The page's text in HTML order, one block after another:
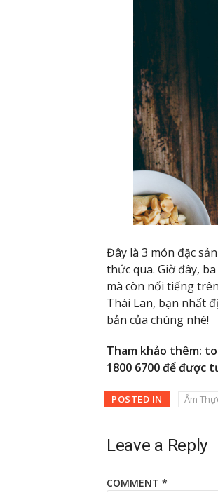
Đây là 3 món đặc
thức qua. Giờ đây,
mà còn nổi tiếng
Thái Lan, bạn nhất
bản của chúng nhé!
Tham khảo thêm:
1800 6700 để được
POSTED IN Ẩm
Leave a Reply
COMMENT *